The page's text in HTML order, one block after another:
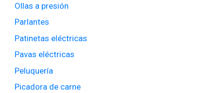
Ollas a presión
Parlantes
Patinetas eléctricas
Pavas eléctricas
Peluquería
Picadora de carne